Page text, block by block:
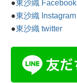
●東沙織 Facebook
●東沙織 Instagram
●東沙織 twitter